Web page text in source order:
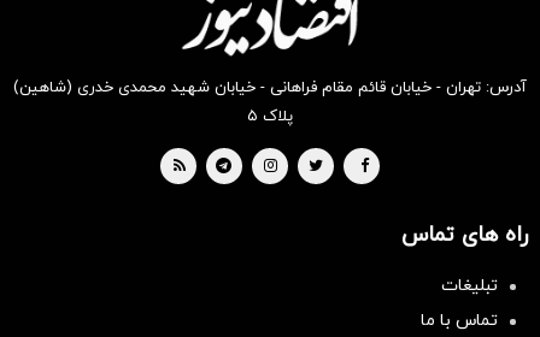
آدرس: تهران - خیابان قائم مقام فراهانی - خیابان شهید محمدی خدری (شاهین)
پلاک ۵
راه های تماس
تبلیغات
تماس با ما